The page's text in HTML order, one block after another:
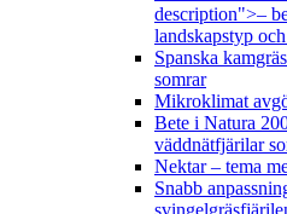
description">–
landskapstyp
Spanska
somrar
Mikroklimat
Bete i Natura
väddnätfjärilar
Nektar – tema
Snabb